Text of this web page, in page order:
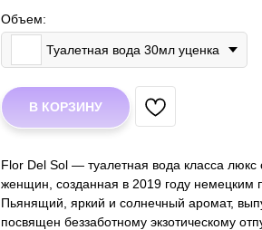
Объем:
Туалетная вода 30мл уценка
В КОРЗИНУ
Flor Del Sol — туалетная вода класса
женщин, созданная в 2019 году
Пьянящий, яркий и солнечный аромат,
посвящен беззаботному экзотическому